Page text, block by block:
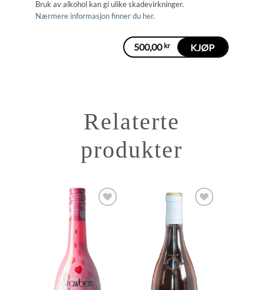
Bruk av alkohol kan gi ulike skadevirkninger.
Nærmere informasjon finner du her.
500,00 kr KJØP
Relaterte
produkter